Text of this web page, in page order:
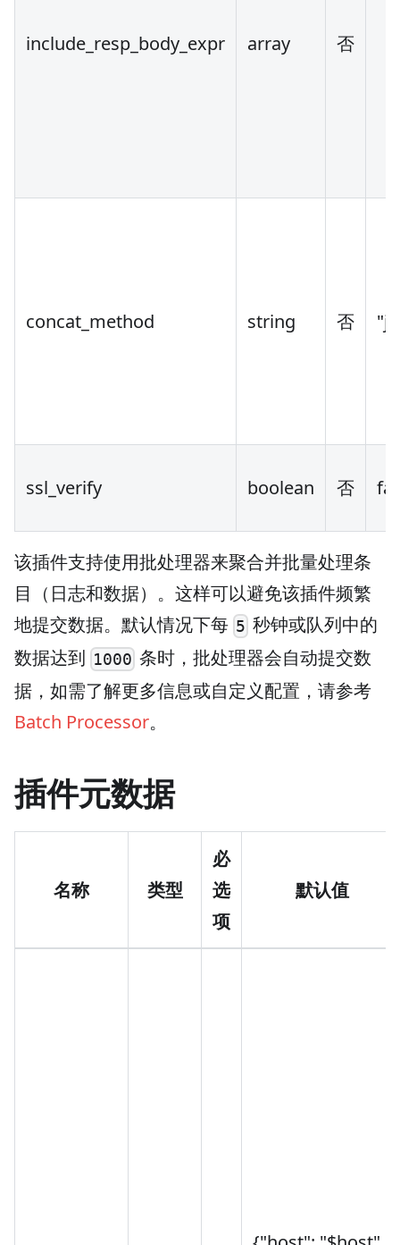
include_resp_body_expr array 否
concat_method string 否
ssl_verify boolean 否
该插件支持使用批处理器来聚合并批量处理条
目（日志和数据）。这样可以避免该插件频繁
地提交数据。默认情况下每 5 秒钟或队列中的
数据达到 1000 条时，批处理器会自动提交数
据，如需了解更多信息或自定义配置，请参考
Batch Processor。
插件元数据
名称 类型
必
选
项
默认值